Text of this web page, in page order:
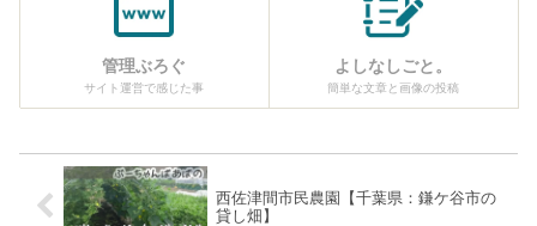
管理ぶろぐ
サイト運営で感じた事
よしなしごと。
簡単な文章と画像の投稿
西佐津間市民農園【千葉県：鎌ケ谷市の
貸し畑】